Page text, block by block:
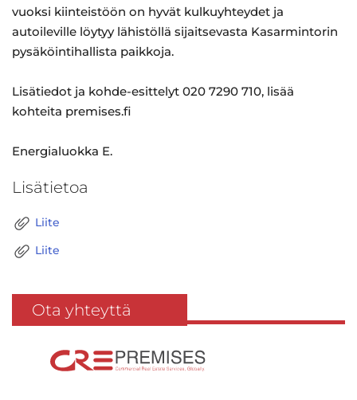
vuoksi kiinteistöön on hyvät kulkuyhteydet ja
autoileville löytyy lähistöllä sijaitsevasta Kasarmintorin
pysäköintihallista paikkoja.
Lisätiedot ja kohde-esittelyt 020 7290 710, lisää
kohteita premises.fi
Energialuokka E.
Lisätietoa
Liite
Liite
Ota yhteyttä